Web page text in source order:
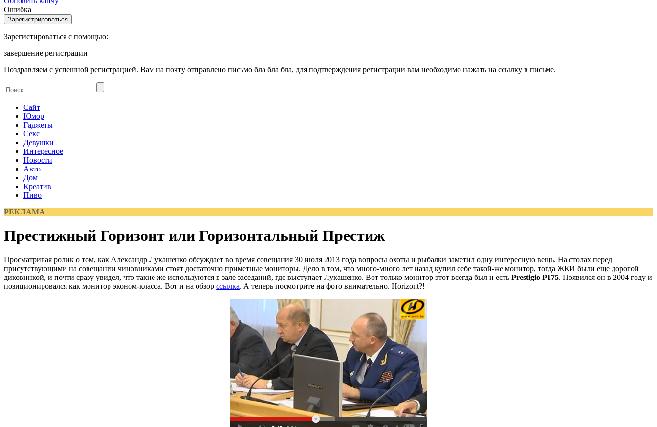
Ошибка
Зарегистироваться с помощью:
завершение регистрации
Поздравляем с успешной регистрацией. Вам на почту отправлено письмо бла бла бла, для подтверждения регистрации вам необходимо нажать на ссылку в письме.
Сайт
Юмор
Гаджеты
Секс
Девушки
Интересное
Новости
Авто
Дом
Креатив
Пиво
РЕКЛАМА
Престижный Горизонт или Горизонтальный Престиж
Просматривая ролик о том, как Александр Лукашенко обсуждает во время совещания 30 июля 2013 года вопросы охоты и рыбалки заметил одну интересную вещь. На столах перед
присутствующими на совещании чиновниками стоят достаточно приметные мониторы. Дело в том, что много-много лет назад купил себе такой-же монитор, тогда ЖКИ были еще дорогой
диковинкой, и почти сразу увидел, что такие же используются в зале заседаний, где выступает Лукашенко. Вот только монитор этот всегда был и есть Prestigio P175. Появился он в 2004 году и
позиционировался как монитор эконом-класса. Вот и на обзор ссылка. А теперь посмотрите на фото внимательно. Horizont?!